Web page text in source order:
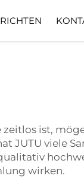
ist,
JUTU viele
wirken.